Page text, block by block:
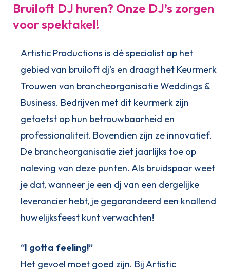
Bruiloft DJ huren? Onze DJ’s zorgen
voor spektakel!
Artistic Productions is dé specialist op het
gebied van bruiloft dj’s en draagt het Keurmerk
Trouwen van brancheorganisatie Weddings &
Business. Bedrijven met dit keurmerk zijn
getoetst op hun betrouwbaarheid en
professionaliteit. Bovendien zijn ze innovatief.
De brancheorganisatie ziet jaarlijks toe op
naleving van deze punten. Als bruidspaar weet
je dat, wanneer je een dj van een dergelijke
leverancier hebt, je gegarandeerd een knallend
huwelijksfeest kunt verwachten!
“I gotta feeling!”
Het gevoel moet goed zijn. Bij Artistic